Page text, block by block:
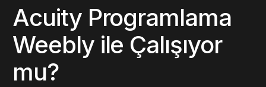
Acuity Programlama
Weebly ile Çalışıyor
mu?